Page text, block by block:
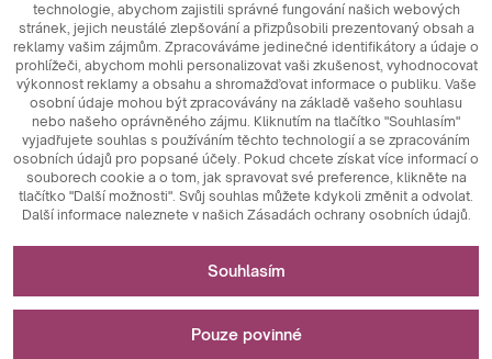
© 2026MAXIM Ceramics Sp. z o. o.
technologie, abychom zajistili správné fungování našich webových
stránek, jejich neustálé zlepšování a přizpůsobili prezentovaný obsah a
reklamy vašim zájmům. Zpracováváme jedinečné identifikátory a údaje o
prohlížeči, abychom mohli personalizovat vaši zkušenost, vyhodnocovat
výkonnost reklamy a obsahu a shromažďovat informace o publiku. Vaše
osobní údaje mohou být zpracovávány na základě vašeho souhlasu
nebo našeho oprávněného zájmu. Kliknutím na tlačítko "Souhlasím"
vyjadřujete souhlas s používáním těchto technologií a se zpracováním
osobních údajů pro popsané účely. Pokud chcete získat více informací o
souborech cookie a o tom, jak spravovat své preference, klikněte na
tlačítko "Další možnosti". Svůj souhlas můžete kdykoli změnit a odvolat.
Další informace naleznete v našich Zásadách ochrany osobních údajů.
Nezbytné pro fungování webových stránek
Technicky nezbytné soubory cookie jsou klíčovými prvky,
které zajišťují správné fungování webových stránek. Patří
mezi ně identifikátory relace, které nám umožňují
Souhlasím
Pouze povinné